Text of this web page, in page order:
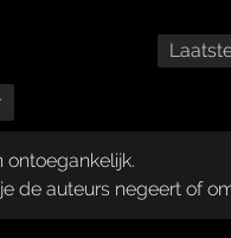
de auteurs negeert of